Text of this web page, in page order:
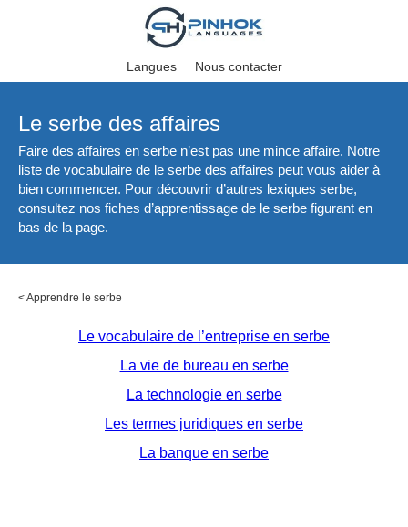
Langues Nous contacter
Le serbe des affaires
Faire des affaires en serbe n’est pas une mince affaire. Notre
liste de vocabulaire de le serbe des affaires peut vous aider à
bien commencer. Pour découvrir d’autres lexiques serbe,
consultez nos fiches d’apprentissage de le serbe figurant en
bas de la page.
<Apprendre le serbe
Le vocabulaire de l’entreprise en serbe
La vie de bureau en serbe
La technologie en serbe
Les termes juridiques en serbe
La banque en serbe